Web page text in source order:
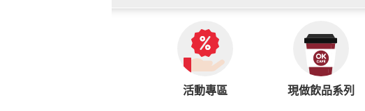
活動專區 現做飲品系列